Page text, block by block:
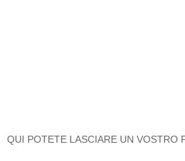
QUI POTETE LASCIARE UN VOSTRO